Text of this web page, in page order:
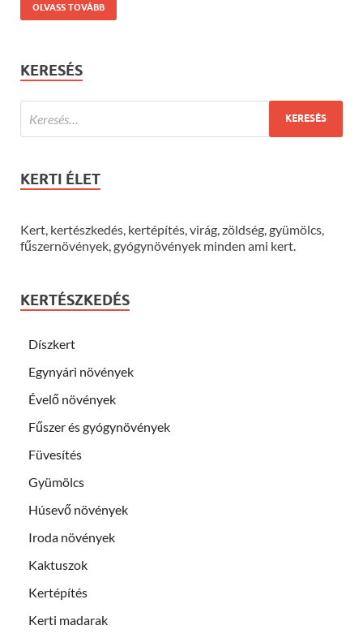
OLVASS TOVÁBB
KERESÉS
KERTI ÉLET
Kert, kertészkedés, kertépítés, virág, zöldség, gyümölcs,
fűszernövények, gyógynövények minden ami kert.
KERTÉSZKEDÉS
Díszkert
Egynyári növények
Évelő növények
Fűszer és gyógynövények
Füvesítés
Gyümölcs
Húsevő növények
Iroda növények
Kaktuszok
Kertépítés
Kerti madarak